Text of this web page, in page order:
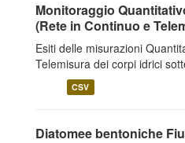
Monitoraggio
(Rete in Continuo e
Esiti delle misurazioni
Telemisura dei corpi idrici
CSV
Diatomee bentoniche